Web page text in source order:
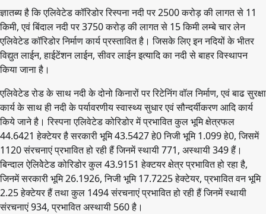
ज्ञातब्य है कि एलिवेटेड कॉरिडोर रिस्पना नदी पर 2500 करोड़ की लागत से 11
किमी, एवं बिंदाल नदी पर 3750 करोड़ की लागत से 15 किमी लम्बे चार लेन
एलिवेटेड कॉरिडोर निर्माण कार्य प्रस्तावित है। जिसके लिए इन नदियों के भीतर
विद्युत लाईन, हाईटेंशन लाईन, सीवर लाईन इत्यादि का नदी से बाहर विस्थापन
किया जाना है।
एलिवेटेड रोड के साथ नदी के दोनो किनारों पर रिटेनिंग वॉल निर्माण, एवं बाढ सुरक्षा
कार्य के साथ ही नदी के पर्यावरणीय स्वास्थ्य सुधार एवं सौन्दर्यीकरण आदि कार्य
किये जाने है। रिस्पना एलिवेटेड कोरिडोर में प्रभावित कुल भूमि क्षेत्रफल
44.6421 हेक्टेयर है सरकारी भूमि 43.5427 हे0 निजी भूमि 1.099 हे0, जिसमें
1120 संरचनाएं प्रभावित हो रही हैं जिनमें स्थायी 771, अस्थायी 349 हैं।
बिन्दाल ऐलिवेेटेड कोरिडोर कुल 43.9151 हेक्टयर क्षेत्र प्रभावित हो रहा है,
जिनमें सरकारी भूमि 26.1926, निजी भूमि 17.7225 हेक्टेयर, प्रभावित वन भूमि
2.25 हेक्टेयर हैं तथा कुल 1494 संरचनाएं प्रभावित हो रही हैं जिनमें स्थायी
संरचनाएं 934, प्रभावित अस्थायी 560 है।